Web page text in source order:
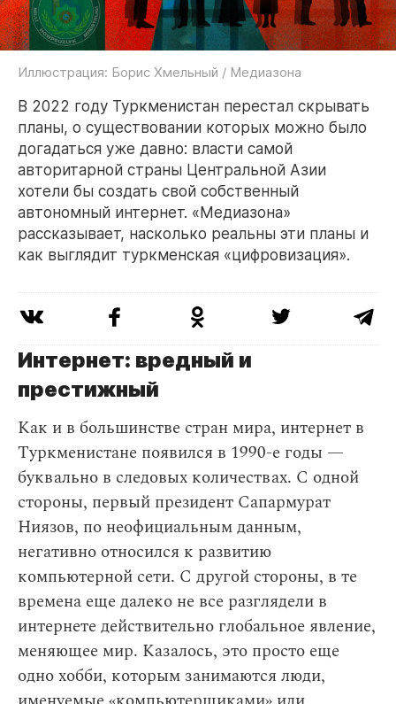
Иллюстрация: Борис Хмельный / Медиазона
В 2022 году Туркменистан перестал скрывать
планы, о существовании которых можно было
догадаться уже давно: власти самой
авторитарной страны Центральной Азии
хотели бы создать свой собственный
автономный интернет. «Медиазона»
рассказывает, насколько реальны эти планы и
как выглядит туркменская «цифровизация».
Интернет: вредный и
престижный
Как и в большинстве стран мира, интернет в
Туркменистане появился в 1990-е годы —
буквально в следовых количествах. С одной
стороны, первый президент Сапармурат
Ниязов, по неофициальным данным,
негативно относился к развитию
компьютерной сети. С другой стороны, в те
времена еще далеко не все разглядели в
интернете действительно глобальное явление,
меняющее мир. Казалось, это просто еще
одно хобби, которым занимаются люди,